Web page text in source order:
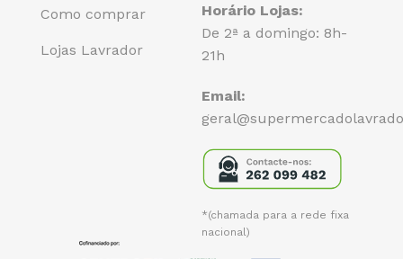
Como comprar
Lojas Lavrador
Horário Lojas:
De 2ª a domingo: 8h-
21h
Email:
*(chamada para a rede fixa
nacional)